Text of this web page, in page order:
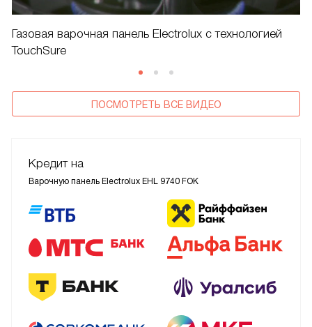
Газовая варочная панель Electrolux с технологией
TouchSure
ПОСМОТРЕТЬ ВСЕ ВИДЕО
Кредит на
Варочную панель Electrolux EHL 9740 FOK